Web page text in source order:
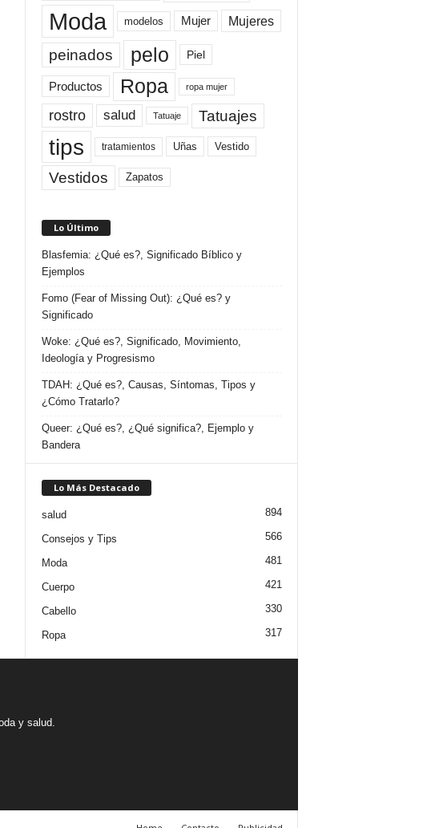
Moda modelos Mujer Mujeres
peinados pelo Piel
Productos Ropa ropa mujer
rostro salud Tatuaje Tatuajes
tips tratamientos Uñas Vestido
Vestidos Zapatos
Lo Último
Blasfemia: ¿Qué es?, Significado Bíblico y
Ejemplos
Fomo (Fear of Missing Out): ¿Qué es? y
Significado
Woke: ¿Qué es?, Significado, Movimiento,
Ideología y Progresismo
TDAH: ¿Qué es?, Causas, Síntomas, Tipos y
¿Cómo Tratarlo?
Queer: ¿Qué es?, ¿Qué significa?, Ejemplo y
Bandera
Lo Más Destacado
salud 894
Consejos y Tips 566
Moda 481
Cuerpo 421
Cabello 330
Ropa 317
y salud.